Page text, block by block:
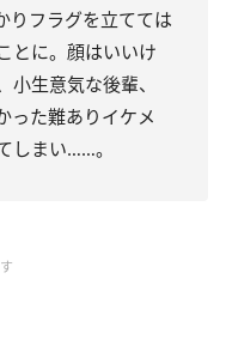
りフラグを立てては
とに。顔はいいけ
生意気な後輩、
った難ありイケメ
しまい……。